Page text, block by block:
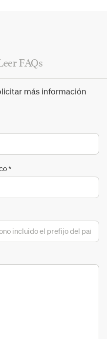
in Italy
con un juego constante
FAQs
más información
*